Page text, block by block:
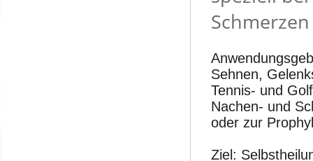
Sehnen,
Tennis- und
Nachen- und
oder zur
Ziel: